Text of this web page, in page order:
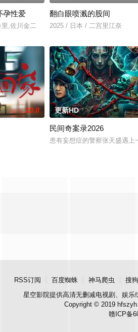
孕性爱
,佐川金二
翻白眼喷溅的股间
2025 / 日本 / 二宫里江奈
交易，火速成立“斩毒行动”专案组，借调警员
10.0 更新HD
民间奇案录2026
患有妄想症的警察张天盛遇上
RSS订阅 百度蜘蛛 神马爬虫 搜
星空影院提供高清无删减电视剧、娱乐
Copyright © 2019
赣ICP备